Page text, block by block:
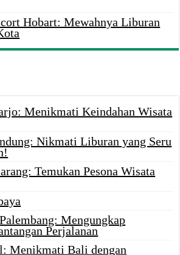
Hobart: Mewahnya Liburan
Menikmati Keindahan Wisata
Nikmati Liburan yang Seru
Temukan Pesona Wisata
Mengungkap
Perjalanan
Menikmati Bali dengan